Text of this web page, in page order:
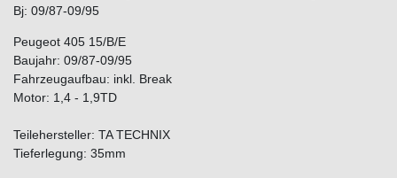
Bj: 09/87-09/95
Peugeot 405 15/B/E
Baujahr: 09/87-09/95
Fahrzeugaufbau: inkl. Break
Motor: 1,4 - 1,9TD
Teilehersteller: TA TECHNIX
Tieferlegung: 35mm